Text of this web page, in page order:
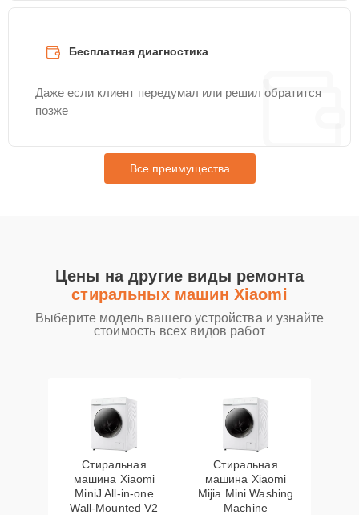
Бесплатная диагностика
Даже если клиент передумал или решил обратится
позже
Все преимущества
Цены на другие виды ремонта
стиральных машин Xiaomi
Выберите модель вашего устройства и узнайте
стоимость всех видов работ
Стиральная
машина Xiaomi
MiniJ All-in-one
Wall-Mounted V2
Стиральная
машина Xiaomi
Mijia Mini Washing
Machine